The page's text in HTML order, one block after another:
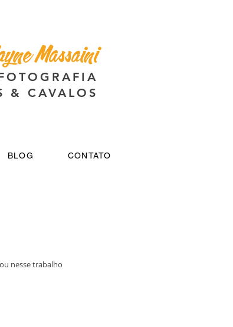
Massaini
& CAVALOS
BLOG CONTATO
nesse trabalho